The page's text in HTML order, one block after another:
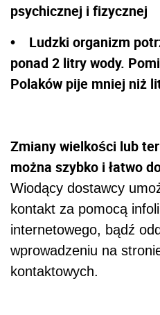
psychicznej i fizycznej
• Ludzki organizm
ponad 2 litry wody.
Polaków pije mniej niż
Zmiany wielkości lub
można szybko i łatwo
Wiodący dostawcy
kontakt za pomocą
internetowego, bądź
wprowadzeniu na
kontaktowych.